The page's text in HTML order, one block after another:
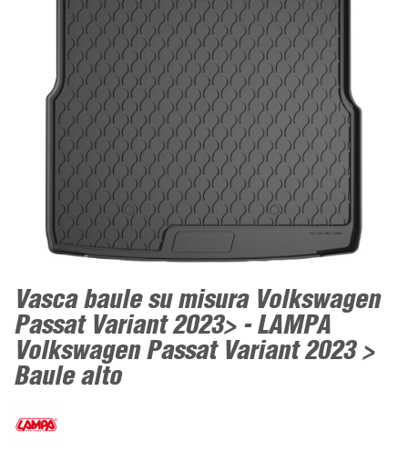
Vasca baule su misura Volkswagen
Passat Variant 2023> - LAMPA
Volkswagen Passat Variant 2023 >
Baule alto